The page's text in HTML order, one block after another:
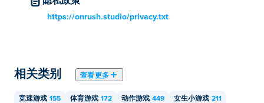
您可以在计算机和移动设备（如手机和平板电脑）上玩
https://onrush.studio/privacy.txt
相关类别 查看更多
竞速游戏 155 体育游戏 172 动作游戏 449 女生小游戏 211